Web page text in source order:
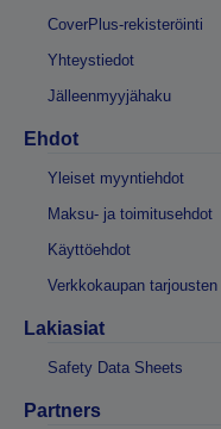
CoverPlus-rekisteröinti
Yhteystiedot
Jälleenmyyjähaku
Ehdot
Yleiset myyntiehdot
Maksu- ja toimitusehdot
Käyttöehdot
Verkkokaupan tarjousten
Lakiasiat
Safety Data Sheets
Partners